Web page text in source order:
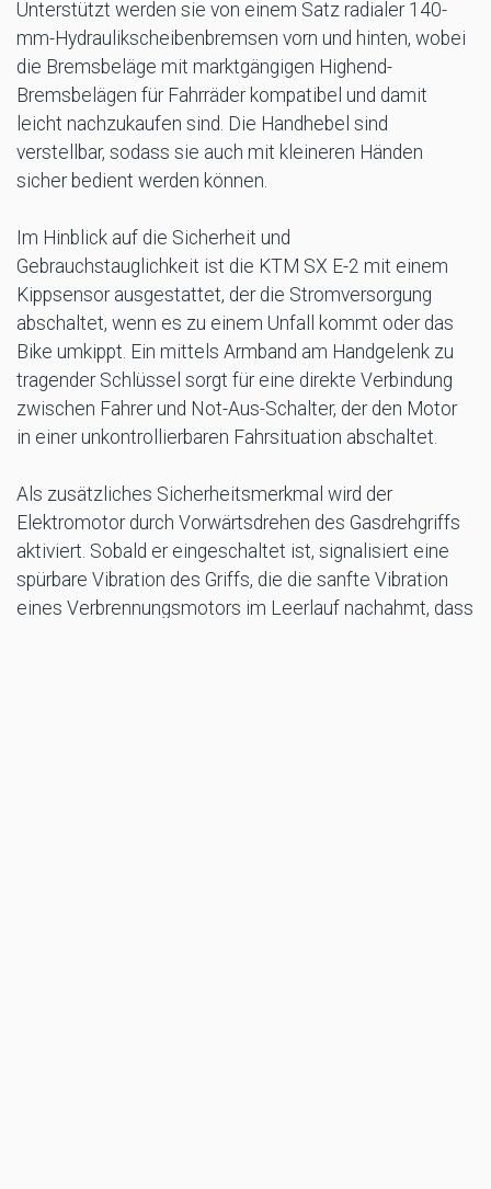
Unterstützt werden sie von einem Satz radialer 140-
mm-Hydraulikscheibenbremsen vorn und hinten, wobei
die Bremsbeläge mit marktgängigen Highend-
Bremsbelägen für Fahrräder kompatibel und damit
leicht nachzukaufen sind. Die Handhebel sind
verstellbar, sodass sie auch mit kleineren Händen
sicher bedient werden können.
Im Hinblick auf die Sicherheit und
Gebrauchstauglichkeit ist die KTM SX E-2 mit einem
Kippsensor ausgestattet, der die Stromversorgung
abschaltet, wenn es zu einem Unfall kommt oder das
Bike umkippt. Ein mittels Armband am Handgelenk zu
tragender Schlüssel sorgt für eine direkte Verbindung
zwischen Fahrer und Not-Aus-Schalter, der den Motor
in einer unkontrollierbaren Fahrsituation abschaltet.
Als zusätzliches Sicherheitsmerkmal wird der
Elektromotor durch Vorwärtsdrehen des Gasdrehgriffs
aktiviert. Sobald er eingeschaltet ist, signalisiert eine
spürbare Vibration des Griffs, die die sanfte Vibration
eines Verbrennungsmotors im Leerlauf nachahmt, dass